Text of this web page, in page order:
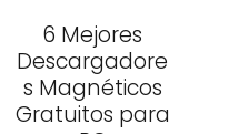
6 Mejores
Descargadore
s Magnéticos
Gratuitos para